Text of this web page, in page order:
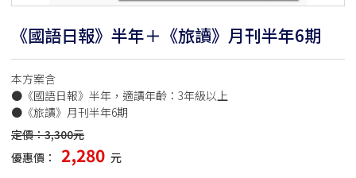
《國語日報》半年＋《旅讀》月刊半年6期
本方案含
●《國語日報》半年，適讀年齡：3年級以上
●《旅讀》月刊半年6期
定價：3,300元
優惠價：
2,280 元